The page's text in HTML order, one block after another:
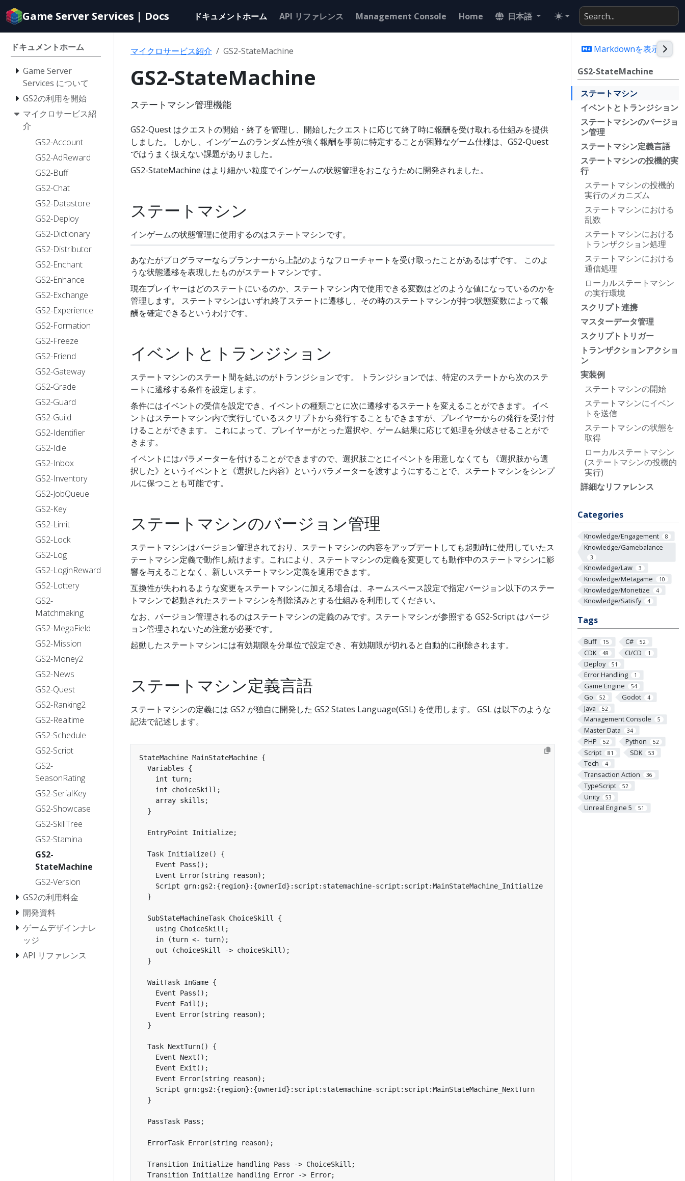
Documentation
index
for
agents
Game Server Services | Docs ドキュメントホーム API リファレンス Management Console Home 日本語
ドキュメントホーム
Game Server
Services について
GS2の利用を開始
マイクロサービス紹
介
GS2-Account
GS2-AdReward
GS2-Buff
GS2-Chat
GS2-Datastore
GS2-Deploy
GS2-Dictionary
GS2-Distributor
GS2-Enchant
GS2-Enhance
GS2-Exchange
GS2-Experience
GS2-Formation
GS2-Freeze
GS2-Friend
GS2-Gateway
GS2-Grade
GS2-Guard
GS2-Guild
GS2-Identifier
GS2-Idle
GS2-Inbox
GS2-Inventory
GS2-JobQueue
GS2-Key
GS2-Limit
GS2-Lock
GS2-Log
GS2-LoginReward
GS2-Lottery
GS2-
Matchmaking
GS2-MegaField
GS2-Mission
GS2-Money2
GS2-News
GS2-Quest
GS2-Ranking2
GS2-Realtime
GS2-Schedule
GS2-Script
GS2-
SeasonRating
GS2-SerialKey
GS2-Showcase
GS2-SkillTree
GS2-Stamina
GS2-
StateMachine
GS2-Version
GS2の利用料金
開発資料
ゲームデザインナレ
ッジ
API リファレンス
Markdownを表示
GS2-StateMachine
ステートマシン
イベントとトランジション
ステートマシンのバージョ
ン管理
ステートマシン定義言語
ステートマシンの投機的実
行
ステートマシンの投機的
実行のメカニズム
ステートマシンにおける
乱数
ステートマシンにおける
トランザクション処理
ステートマシンにおける
通信処理
ローカルステートマシン
の実行環境
スクリプト連携
マスターデータ管理
スクリプトトリガー
トランザクションアクショ
ン
実装例
ステートマシンの開始
ステートマシンにイベン
トを送信
ステートマシンの状態を
取得
ローカルステートマシン
(ステートマシンの投機的
実行)
詳細なリファレンス
Categories
Knowledge/Engagement 8
Knowledge/Gamebalance
3
Knowledge/Law 3
Knowledge/Metagame 10
Knowledge/Monetize 4
Knowledge/Satisfy 4
Tags
Buff 15 C# 52
CDK 48 CI/CD 1
Deploy 51
Error Handling 1
Game Engine 54
Go 52 Godot 4
Java 52
Management Console 5
Master Data 34
PHP 52 Python 52
Script 81 SDK 53
Tech 4
Transaction Action 36
TypeScript 52
Unity 53
Unreal Engine 5 51
マイクロサービス紹介 GS2-StateMachine
GS2-StateMachine
ステートマシン管理機能
GS2-Quest はクエストの開始・終了を管理し、開始したクエストに応じて終了時に報酬を受け取れる仕組みを提供
しました。 しかし、インゲームのランダム性が強く報酬を事前に特定することが困難なゲーム仕様は、GS2-Quest
ではうまく扱えない課題がありました。
GS2-StateMachine はより細かい粒度でインゲームの状態管理をおこなうために開発されました。
ステートマシン
インゲームの状態管理に使用するのはステートマシンです。
あなたがプログラマーならプランナーから上記のようなフローチャートを受け取ったことがあるはずです。 このよ
うな状態遷移を表現したものがステートマシンです。
現在プレイヤーはどのステートにいるのか、ステートマシン内で使用できる変数はどのような値になっているのかを
管理します。 ステートマシンはいずれ終了ステートに遷移し、その時のステートマシンが持つ状態変数によって報
酬を確定できるというわけです。
イベントとトランジション
ステートマシンのステート間を結ぶのがトランジションです。 トランジションでは、特定のステートから次のステ
ートに遷移する条件を設定します。
条件にはイベントの受信を設定でき、イベントの種類ごとに次に遷移するステートを変えることができます。 イベ
ントはステートマシン内で実行しているスクリプトから発行することもできますが、プレイヤーからの発行を受け付
けることができます。 これによって、プレイヤーがとった選択や、ゲーム結果に応じて処理を分岐させることがで
きます。
イベントにはパラメーターを付けることができますので、選択肢ごとにイベントを用意しなくても 《選択肢から選
択した》というイベントと《選択した内容》というパラメーターを渡すようにすることで、ステートマシンをシンプ
ルに保つことも可能です。
ステートマシンのバージョン管理
ステートマシンはバージョン管理されており、ステートマシンの内容をアップデートしても起動時に使用していたス
テートマシン定義で動作し続けます。これにより、ステートマシンの定義を変更しても動作中のステートマシンに影
響を与えることなく、新しいステートマシン定義を適用できます。
互換性が失われるような変更をステートマシンに加える場合は、ネームスペース設定で指定バージョン以下のステー
トマシンで起動されたステートマシンを削除済みとする仕組みを利用してください。
なお、バージョン管理されるのはステートマシンの定義のみです。ステートマシンが参照する GS2-Script はバージ
ョン管理されないため注意が必要です。
起動したステートマシンには有効期限を分単位で設定でき、有効期限が切れると自動的に削除されます。
ステートマシン定義言語
ステートマシンの定義には GS2 が独自に開発した GS2 States Language(GSL) を使用します。 GSL は以下のような
記法で記述します。
StateMachine MainStateMachine {
  Variables {
    int turn;
    int choiceSkill;
    array skills;
  }
  EntryPoint Initialize;
  Task Initialize() {
    Event Pass();
    Event Error(string reason);
    Script grn:gs2:{region}:{ownerId}:script:statemachine-script:script:MainStateMachine_Initialize
  }
  SubStateMachineTask ChoiceSkill {
    using ChoiceSkill;
    in (turn <- turn);
    out (choiceSkill -> choiceSkill);
  }
  WaitTask InGame {
    Event Pass();
    Event Fail();
    Event Error(string reason);
  }
  Task NextTurn() {
    Event Next();
    Event Exit();
    Event Error(string reason);
    Script grn:gs2:{region}:{ownerId}:script:statemachine-script:script:MainStateMachine_NextTurn
  }
  PassTask Pass;
  ErrorTask Error(string reason);
  Transition Initialize handling Pass -> ChoiceSkill;
  Transition Initialize handling Error -> Error;